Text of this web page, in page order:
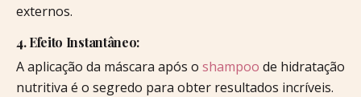
externos.
4. Efeito Instantâneo:
A aplicação da máscara após o shampoo de hidratação
nutritiva é o segredo para obter resultados incríveis.